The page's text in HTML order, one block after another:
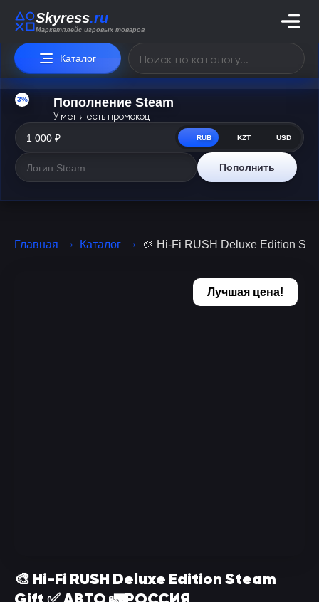
Skyress.ru
Маркетплейс игровых товаров
Каталог
3% Пополнение Steam
У меня есть промокод
RUB KZT USD
Пополнить
Главная Каталог 🎨 Hi-Fi RUSH Deluxe Edition
Лучшая цена!
🎨 Hi-Fi RUSH Deluxe Edition Steam